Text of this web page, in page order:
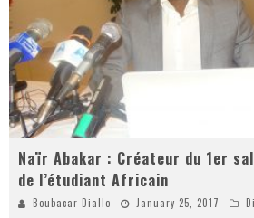
Naïr Abakar : Créateur du 1er
de l’étudiant Africain
Boubacar Diallo January 25, 2017